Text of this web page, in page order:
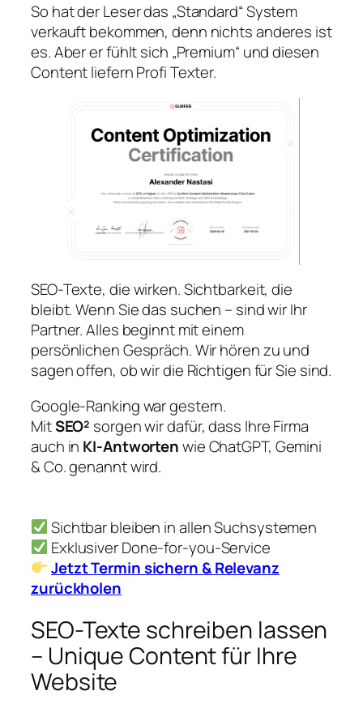
So hat der Leser das „Standard“ System
verkauft bekommen, denn nichts anderes ist
es. Aber er fühlt sich „Premium“ und diesen
Content liefern Profi Texter.
SEO-Texte, die wirken. Sichtbarkeit, die
bleibt. Wenn Sie das suchen – sind wir Ihr
Partner. Alles beginnt mit einem
persönlichen Gespräch. Wir hören zu und
sagen offen, ob wir die Richtigen für Sie sind.
Google-Ranking war gestern.
MitSEO² sorgen wir dafür, dass Ihre Firma
auch in KI-Antwortenwie ChatGPT, Gemini
& Co. genannt wird.
Sichtbar bleiben in allen Suchsystemen
Exklusiver Done-for-you-Service
Jetzt Termin sichern & Relevanz
zurückholen
SEO-Texte schreiben lassen
– Unique Content für Ihre
Website